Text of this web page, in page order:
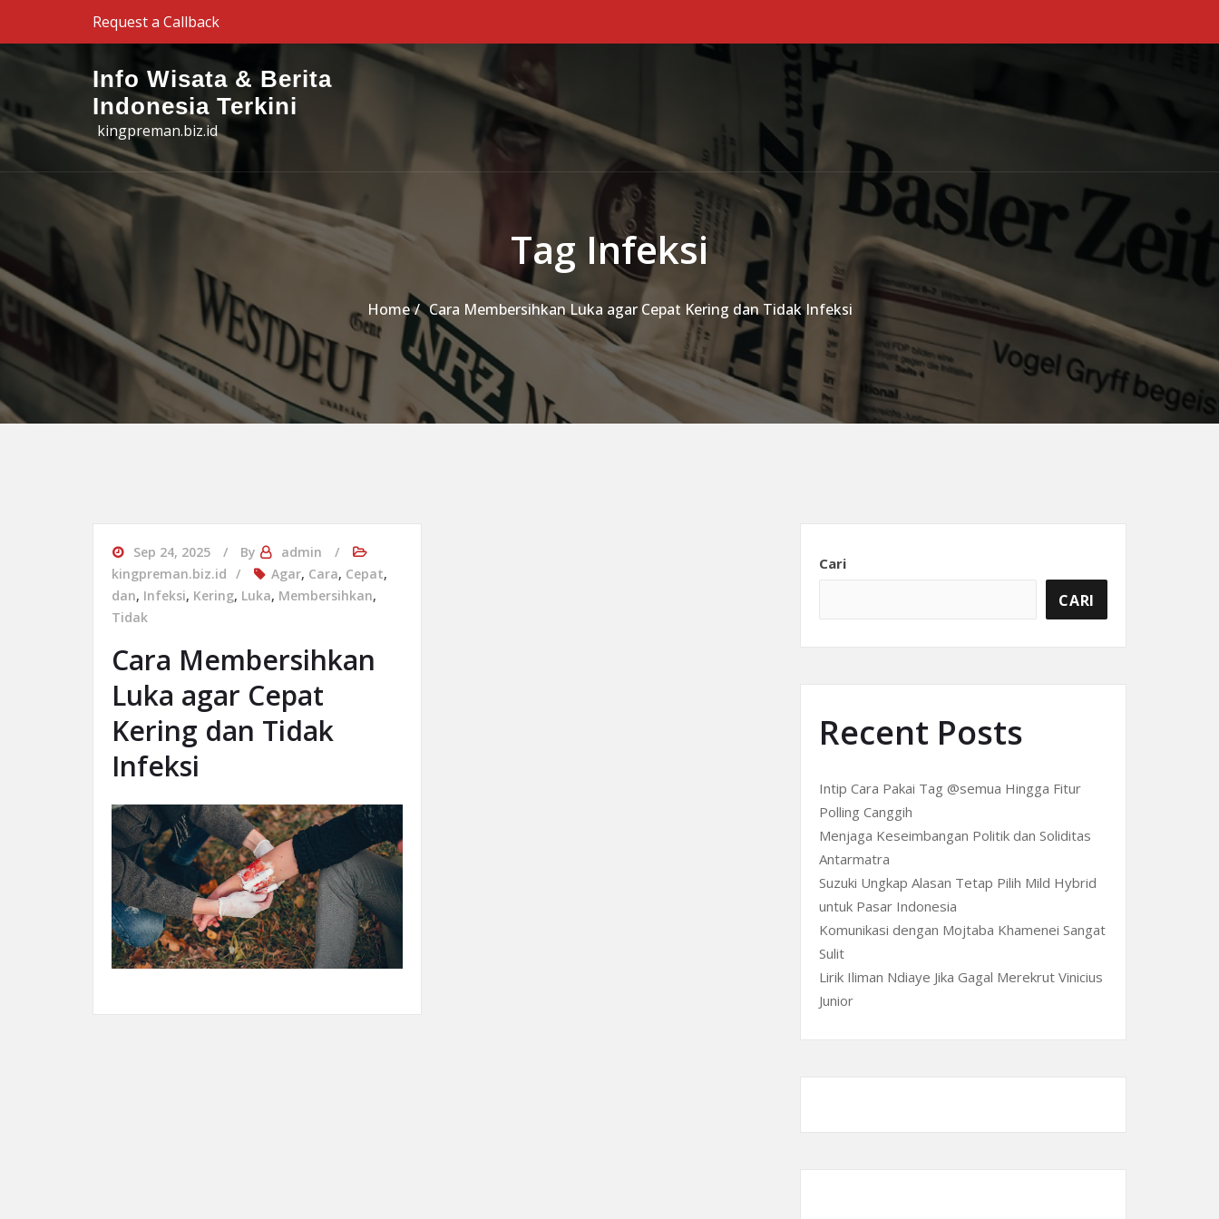
Skip to the contentRequest a Callback
Info Wisata & Berita
Indonesia Terkini
kingpreman.biz.id
Tag Infeksi
Home Cara Membersihkan Luka agar Cepat Kering dan Tidak Infeksi
Sep 24, 2025 By
admin
kingpreman.biz.id
Agar, Cara, Cepat,
dan, Infeksi, Kering, Luka, Membersihkan,
Tidak
Cara Membersihkan
Luka agar Cepat
Kering dan Tidak
Infeksi
Cari
CARI
Recent Posts
Intip Cara Pakai Tag @semua Hingga Fitur
Polling Canggih
Menjaga Keseimbangan Politik dan Soliditas
Antarmatra
Suzuki Ungkap Alasan Tetap Pilih Mild Hybrid
untuk Pasar Indonesia
Komunikasi dengan Mojtaba Khamenei Sangat
Sulit
Lirik Iliman Ndiaye Jika Gagal Merekrut Vinicius
Junior